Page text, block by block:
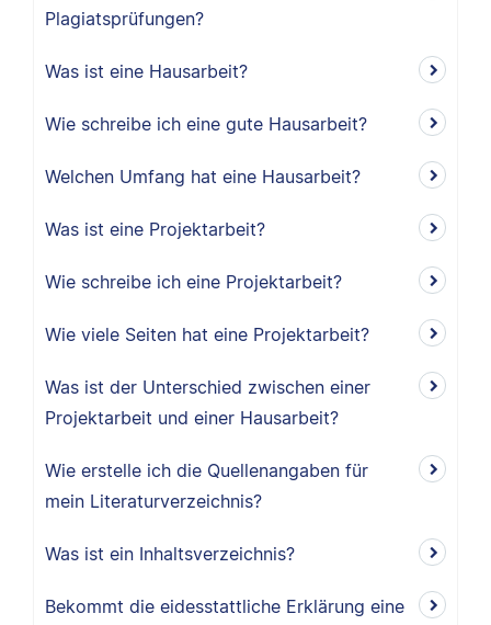
Plagiatsprüfungen?
Was ist eine Hausarbeit?
Wie schreibe ich eine gute Hausarbeit?
Welchen Umfang hat eine Hausarbeit?
Was ist eine Projektarbeit?
Wie schreibe ich eine Projektarbeit?
Wie viele Seiten hat eine Projektarbeit?
Was ist der Unterschied zwischen einer
Projektarbeit und einer Hausarbeit?
Wie erstelle ich die Quellenangaben für
mein Literaturverzeichnis?
Was ist ein Inhaltsverzeichnis?
Bekommt die eidesstattliche Erklärung eine